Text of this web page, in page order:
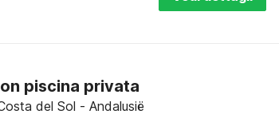
piscina privata
del Sol - Andalusië